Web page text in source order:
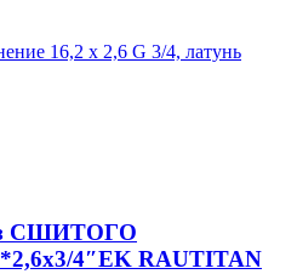
СШИТОГО
4″EK RAUTITAN